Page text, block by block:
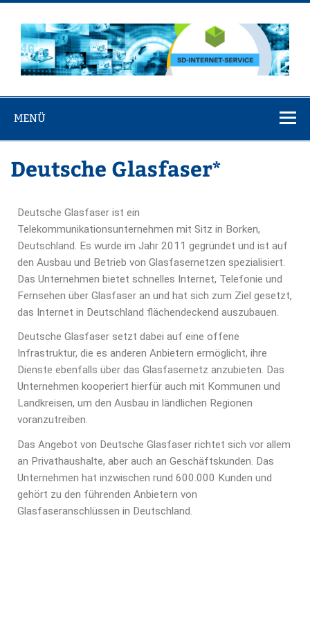
SD-Internet-
Service
MENÜ
Deutsche Glasfaser*
Deutsche Glasfaser ist ein
Telekommunikationsunternehmen mit Sitz in Borken,
Deutschland. Es wurde im Jahr 2011 gegründet und ist auf
den Ausbau und Betrieb von Glasfasernetzen spezialisiert.
Das Unternehmen bietet schnelles Internet, Telefonie und
Fernsehen über Glasfaser an und hat sich zum Ziel gesetzt,
das Internet in Deutschland flächendeckend auszubauen.
Deutsche Glasfaser setzt dabei auf eine offene
Infrastruktur, die es anderen Anbietern ermöglicht, ihre
Dienste ebenfalls über das Glasfasernetz anzubieten. Das
Unternehmen kooperiert hierfür auch mit Kommunen und
Landkreisen, um den Ausbau in ländlichen Regionen
voranzutreiben.
Das Angebot von Deutsche Glasfaser richtet sich vor allem
an Privathaushalte, aber auch an Geschäftskunden. Das
Unternehmen hat inzwischen rund 600.000 Kunden und
gehört zu den führenden Anbietern von
Glasfaseranschlüssen in Deutschland.